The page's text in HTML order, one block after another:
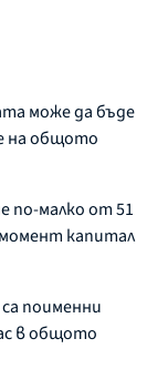
може да бъде
на общото
по-малко от 51
капитал
поименни
в общото